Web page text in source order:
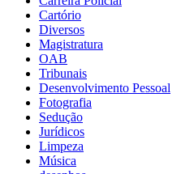
Cartório
Diversos
Magistratura
OAB
Tribunais
Desenvolvimento Pessoal
Fotografia
Sedução
Jurídicos
Limpeza
Música